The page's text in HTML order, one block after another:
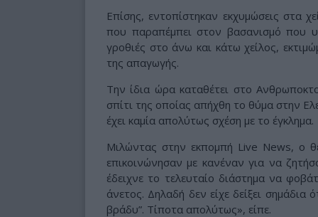
Επίσης, εντοπίστηκαν εκχυμώσεις στα
που παραπέμπει στον βασανισμό που
γροθιές στο άνω και κάτω χείλος,
της απαγωγής.
Την ίδια ώρα καταθέτει στο
σπίτι της οποίας απήχθη το θύμα στην
έχει καμία απολύτως σχέση με το έγκλημα.
Μιλώντας στην εκπομπή Live News, ο
επικοινώνησαν με κανέναν για να
έδειχνε το τελευταίο διάστημα να
άνετος. Δηλαδή δεν είχε δείξει
βράδυ”. Τίποτα απολύτως», είπε.